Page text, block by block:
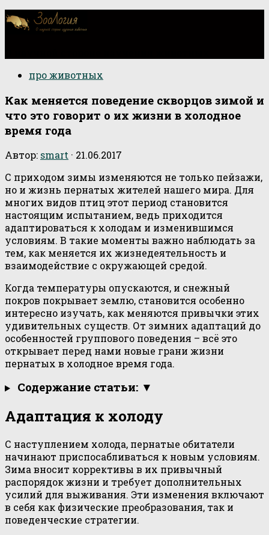
про животных
Как меняется поведение скворцов зимой и
что это говорит о их жизни в холодное
время года
Автор: smart · 21.06.2017
С приходом зимы изменяются не только пейзажи,
но и жизнь пернатых жителей нашего мира. Для
многих видов птиц этот период становится
настоящим испытанием, ведь приходится
адаптироваться к холодам и изменившимся
условиям. В такие моменты важно наблюдать за
тем, как меняется их жизнедеятельность и
взаимодействие с окружающей средой.
Когда температуры опускаются, и снежный
покров покрывает землю, становится особенно
интересно изучать, как меняются привычки этих
удивительных существ. От зимних адаптаций до
особенностей группового поведения – всё это
открывает перед нами новые грани жизни
пернатых в холодное время года.
Содержание статьи: ▼
Адаптация к холоду
С наступлением холода, пернатые обитатели
начинают приспосабливаться к новым условиям.
Зима вносит коррективы в их привычный
распорядок жизни и требует дополнительных
усилий для выживания. Эти изменения включают
в себя как физические преобразования, так и
поведенческие стратегии.